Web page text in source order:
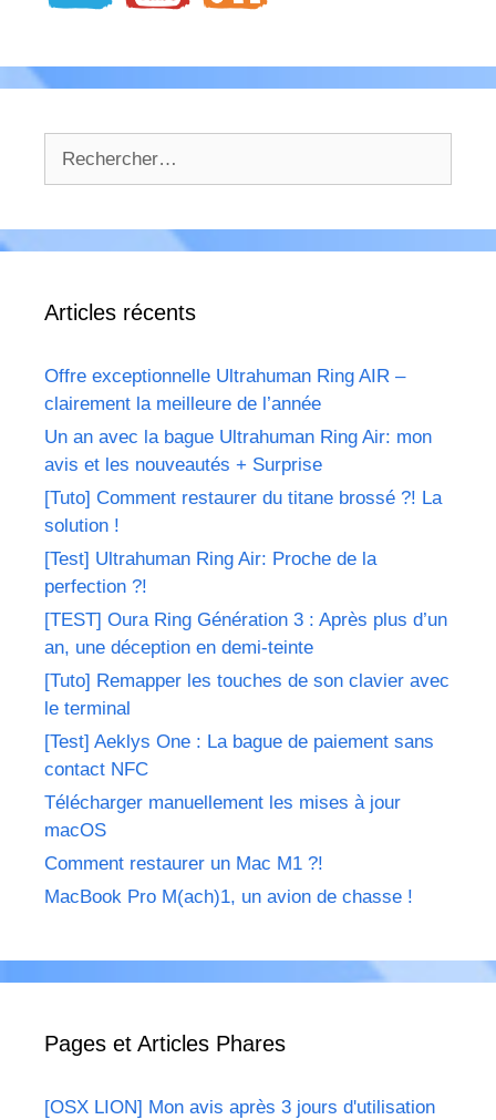
Articles récents
Offre exceptionnelle Ultrahuman Ring AIR –
clairement la meilleure de l’année
Un an avec la bague Ultrahuman Ring Air: mon
avis et les nouveautés + Surprise
[Tuto] Comment restaurer du titane brossé ?! La
solution !
[Test] Ultrahuman Ring Air: Proche de la
perfection ?!
[TEST] Oura Ring Génération 3 : Après plus d’un
an, une déception en demi-teinte
[Tuto] Remapper les touches de son clavier avec
le terminal
[Test] Aeklys One : La bague de paiement sans
contact NFC
Télécharger manuellement les mises à jour
macOS
Comment restaurer un Mac M1 ?!
MacBook Pro M(ach)1, un avion de chasse !
Pages et Articles Phares
[OSX LION] Mon avis après 3 jours d'utilisation